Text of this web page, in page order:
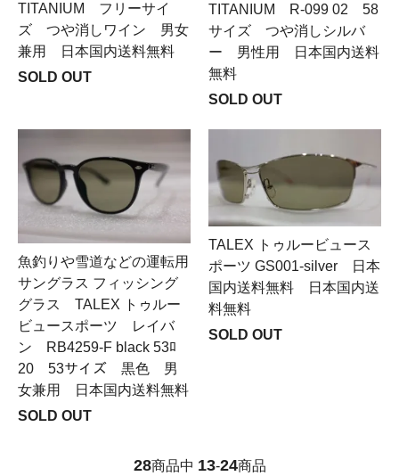
TITANIUM フリーサイ
ズ つや消しワイン 男女
兼用 日本国内送料無料
SOLD OUT
TITANIUM R-099 02 58
サイズ つや消しシルバ
ー 男性用 日本国内送料
無料
SOLD OUT
魚釣りや雪道などの運転用
サングラス フィッシング
グラス TALEX トゥルー
ビュースポーツ レイバ
ン RB4259-F black 53ﾛ
20 53サイズ 黒色 男
女兼用 日本国内送料無料
SOLD OUT
TALEX トゥルービュース
ポーツ GS001-silver 日本
国内送料無料 日本国内送
料無料
SOLD OUT
28商品中 13-24商品